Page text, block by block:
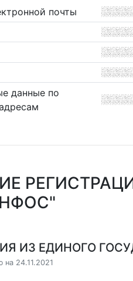
почты
данные по
ИЗ ЕДИНОГО
на 24.11.2021